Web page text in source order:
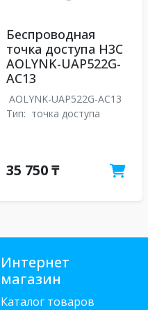
Беспроводная
точка доступа H3C
AOLYNK-UAP522G-
AC13
AOLYNK-UAP522G-AC13
Тип: точка доступа
35 750 ₸
Интернет
магазин
Каталог товаров